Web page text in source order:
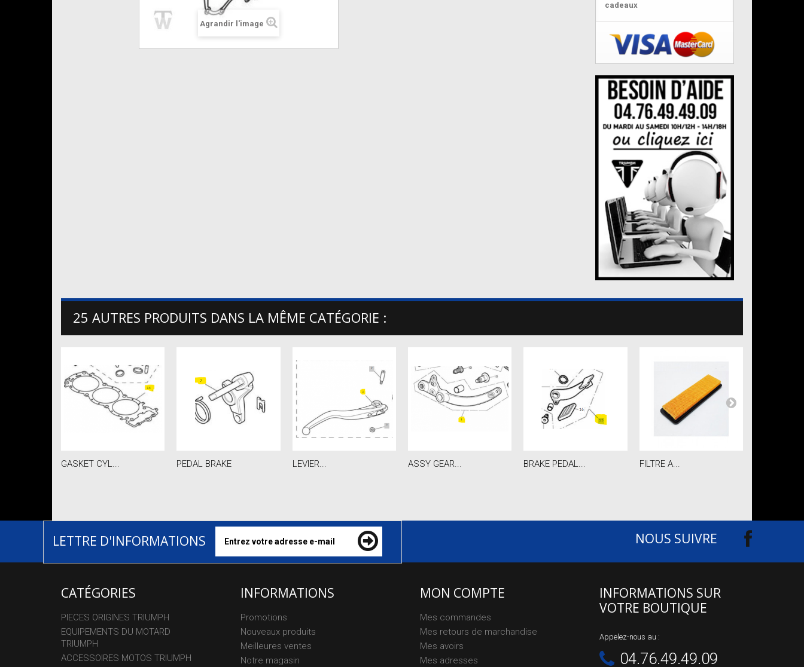
Agrandir l'image
cadeaux
25 AUTRES PRODUITS DANS LA MÊME CATÉGORIE :
GASKET CYL... PEDAL BRAKE LEVIER... ASSY GEAR... BRAKE PEDAL... FILTRE A...
LETTRE D'INFORMATIONS NOUS SUIVRE
CATÉGORIES
PIECES ORIGINES TRIUMPH
EQUIPEMENTS DU MOTARD
TRIUMPH
ACCESSOIRES MOTOS TRIUMPH
INFORMATIONS
Promotions
Nouveaux produits
Meilleures ventes
Notre magasin
MON COMPTE
Mes commandes
Mes retours de marchandise
Mes avoirs
Mes adresses
INFORMATIONS SUR
VOTRE BOUTIQUE
Appelez-nous au :
04.76.49.49.09